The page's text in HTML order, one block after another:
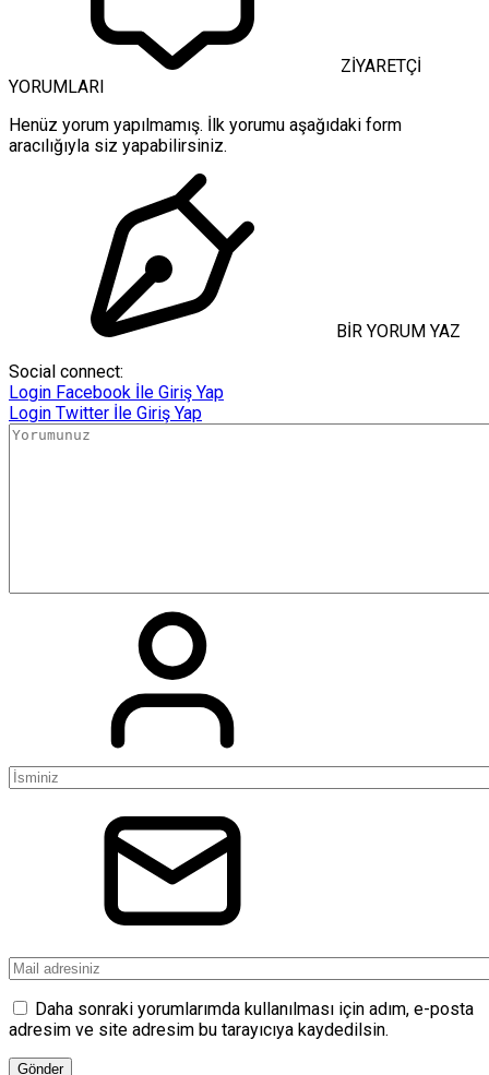
ZİYARETÇİ
YORUMLARI
Henüz yorum yapılmamış. İlk yorumu aşağıdaki form
aracılığıyla siz yapabilirsiniz.
BİR YORUM YAZ
Social connect:
Login Facebook İle Giriş Yap
Login Twitter İle Giriş Yap
Daha sonraki yorumlarımda kullanılması için adım, e-posta
adresim ve site adresim bu tarayıcıya kaydedilsin.